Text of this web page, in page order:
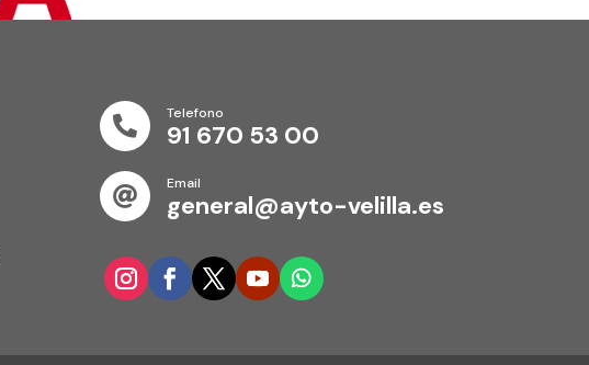

Telefono
91 670 53 00

Email
general@ayto-velilla.es